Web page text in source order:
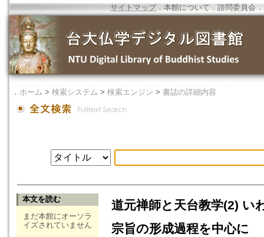
サイトマップ．本館について ． 諮問委員会 ．
． ホーム > 検索システム > 検索エンジン > 書誌の詳細内容
本文を読む
まだ本館にオーソラ
イズされていません
道元禅師と天台教学(2) い
宗旨の形成過程を中心に